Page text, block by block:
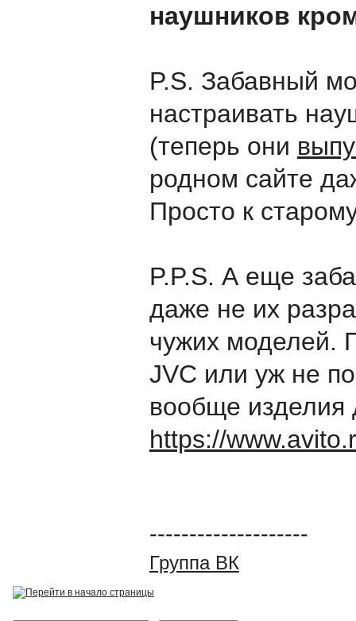
наушников
P.S. Забавный
настраивать
(теперь они
родном сайте
Просто к
P.P.S. А еще
даже не их
чужих моделей.
JVC или уж не
вообще изделия
https://
--------------------
Группа ВК